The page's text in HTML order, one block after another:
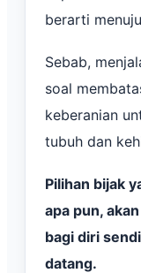
berarti
Sebab,
soal
keberanian
tubuh dan
Pilihan bijak
apa pun,
bagi diri
datang.